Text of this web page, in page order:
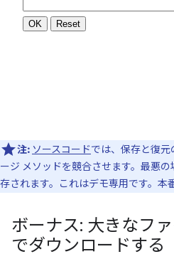
注: ソースコードでは、保存と復元
ージ メソッドを競合させます。最悪
存されます。これはデモ専用です。本
ボーナス: 大きなフ
でダウンロードする